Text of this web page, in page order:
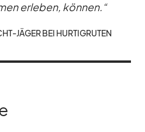
er­le­ben, kön­nen.“
JÄ­GER BEI HUR­TIG­RU­TEN